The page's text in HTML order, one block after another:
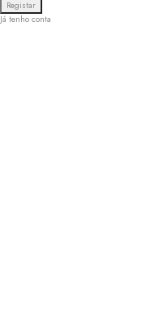
Já tenho conta